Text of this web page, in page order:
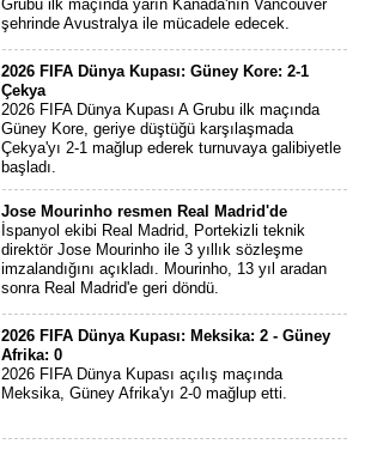
Grubu ilk maçında yarın Kanada'nın Vancouver
şehrinde Avustralya ile mücadele edecek.
2026 FIFA Dünya Kupası: Güney Kore: 2-1
Çekya
2026 FIFA Dünya Kupası A Grubu ilk maçında
Güney Kore, geriye düştüğü karşılaşmada
Çekya'yı 2-1 mağlup ederek turnuvaya galibiyetle
başladı.
Jose Mourinho resmen Real Madrid'de
İspanyol ekibi Real Madrid, Portekizli teknik
direktör Jose Mourinho ile 3 yıllık sözleşme
imzalandığını açıkladı. Mourinho, 13 yıl aradan
sonra Real Madrid'e geri döndü.
2026 FIFA Dünya Kupası: Meksika: 2 - Güney
Afrika: 0
2026 FIFA Dünya Kupası açılış maçında
Meksika, Güney Afrika'yı 2-0 mağlup etti.